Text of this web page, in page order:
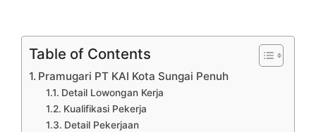
Table of Contents
Pramugari PT KAI Kota Sungai Penuh
Detail Lowongan Kerja
Kualifikasi Pekerja
Detail Pekerjaan